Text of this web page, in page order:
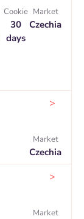
Cookie
30
days
Market
Czechia
>
Market
Czechia
>
Market